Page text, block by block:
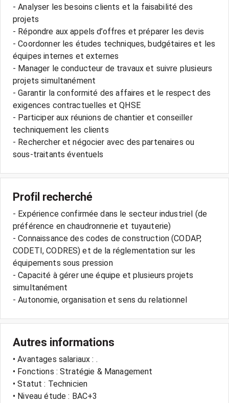
- Analyser les besoins clients et la faisabilité des
projets
- Répondre aux appels d’offres et préparer les devis
- Coordonner les études techniques, budgétaires et les
équipes internes et externes
- Manager le conducteur de travaux et suivre plusieurs
projets simultanément
- Garantir la conformité des affaires et le respect des
exigences contractuelles et QHSE
- Participer aux réunions de chantier et conseiller
techniquement les clients
- Rechercher et négocier avec des partenaires ou
sous-traitants éventuels
Profil recherché
- Expérience confirmée dans le secteur industriel (de
préférence en chaudronnerie et tuyauterie)
- Connaissance des codes de construction (CODAP,
CODETI, CODRES) et de la réglementation sur les
équipements sous pression
- Capacité à gérer une équipe et plusieurs projets
simultanément
Autres informations
• Avantages salariaux : .
• Fonctions : Stratégie & Management
• Statut : Technicien
• Niveau étude : BAC+3